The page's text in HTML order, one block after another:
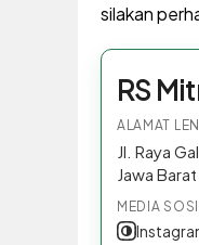
silakan
RS
ALAMAT
Jl. Raya
Jawa
MEDIA